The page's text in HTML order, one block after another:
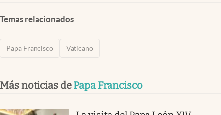
Temas relacionados
Papa Francisco Vaticano
Más noticias de Papa Francisco